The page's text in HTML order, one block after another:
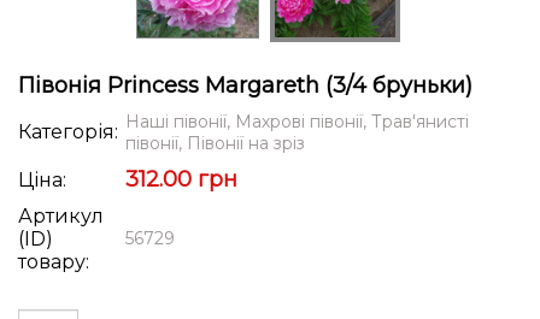
Півонія Princess Margareth (3/4 бруньки)
Категорія: Наші півонії, Махрові півонії, Трав'янисті
півонії, Півонії на зріз
Ціна: 312.00 грн
Артикул
(ID)
товару:
56729